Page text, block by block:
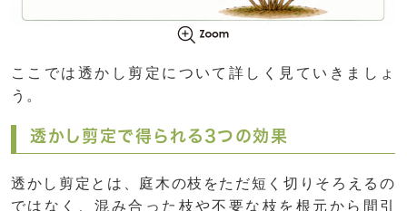
ここでは透かし剪定について詳しく見ていきましょ
う。
透かし剪定で得られる3つの効果
透かし剪定とは、庭木の枝をただ短く切りそろえるの
ではなく、混み合った枝や不要な枝を根元から間引